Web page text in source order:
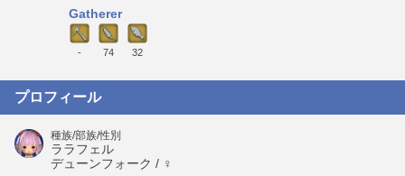
Gatherer
- 74 32
プロフィール
種族/部族/性別
ララフェル
デューンフォーク / ♀